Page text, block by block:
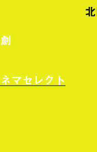
マセレクト